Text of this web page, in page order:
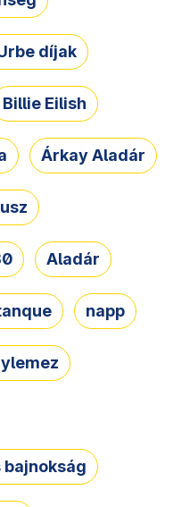
díjak
Billie Eilish
Árkay Aladár
Aladár
napp